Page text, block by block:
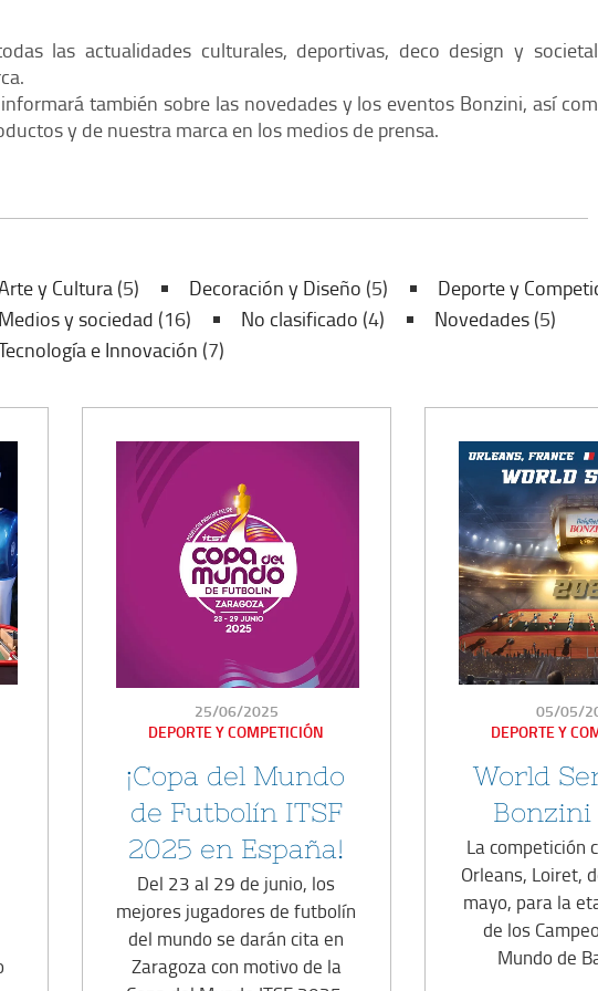
Voir toutes nos pièces détachéesVoir tous nos accessoiresVoir tous
LAS EMPUÑADURAS BONZINI
AÑO DEL MODELO B60 Y B90
las actualidades culturales, deportivas, deco design y
también sobre las novedades y los eventos Bonzini, así
y de nuestra marca en los medios de prensa.
y Cultura (5) Decoración y Diseño (5) Deporte y
Medios y sociedad (16) No clasificado (4) Novedades (5)
e Innovación (7)
PUBLICADO
EN
25/06/2025
DEPORTE Y COMPETICIÓN
¡Copa del Mundo
de Futbolín ITSF
2025 en España!
Del 23 al 29 de junio, los
mejores jugadores de futbolín
del mundo se darán cita en
Zaragoza con motivo de la
EN
05/05/
DEPORTE Y
World
Bonzini
La competición
Orleans, Loiret,
mayo, para la
de los
Mundo de